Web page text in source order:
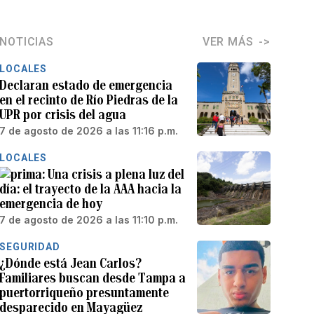
NOTICIAS VER MÁS
LOCALES
Declaran estado de emergencia
en el recinto de Río Piedras de la
UPR por crisis del agua
7 de agosto de 2026 a las 11:16 p.m.
LOCALES
Una crisis a plena luz del
día: el trayecto de la AAA hacia la
emergencia de hoy
7 de agosto de 2026 a las 11:10 p.m.
SEGURIDAD
¿Dónde está Jean Carlos?
Familiares buscan desde Tampa a
puertorriqueño presuntamente
desparecido en Mayagüez